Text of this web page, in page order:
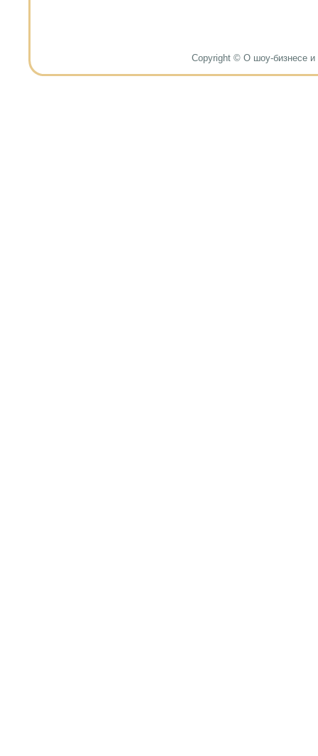
Copyright © О шоу-бизнесе и